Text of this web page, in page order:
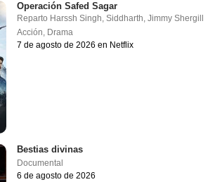
Operación Safed Sagar
Reparto Harssh Singh,Siddharth,Jimmy Shergill
Acción, Drama
7 de agosto de 2026 en Netflix
Bestias divinas
Documental
6 de agosto de 2026